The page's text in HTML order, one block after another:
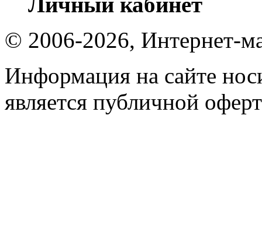
© 2006-2026, Интернет-
Информация на сайте
является публичной